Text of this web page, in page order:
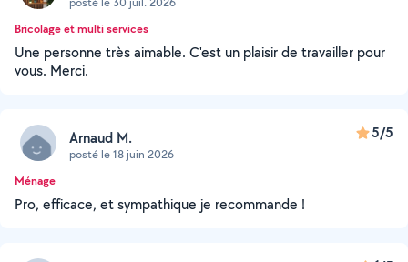
Bricolage et multi services
Une personne très aimable. C'est un plaisir de travailler pour
vous. Merci.
Arnaud M.
posté le 18 juin 2026
5/5
Ménage
Pro, efficace, et sympathique je recommande !